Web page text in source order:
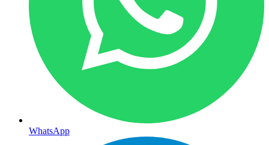
WhatsApp